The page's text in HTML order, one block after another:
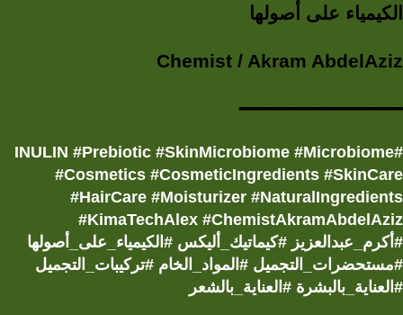
الكيمياء على أصولها
Chemist / Akram AbdelAziz
━━━━━━━━━━━━━━
#INULIN #Prebiotic #SkinMicrobiome #Microbiome
#Cosmetics #CosmeticIngredients #SkinCare
#HairCare #Moisturizer #NaturalIngredients
#KimaTechAlex #ChemistAkramAbdelAziz
#أكرم_عبدالعزيز #كيماتيك_أليكس #الكيمياء_على_أصولها
#مستحضرات_التجميل #المواد_الخام #تركيبات_التجميل
#العناية_بالبشرة #العناية_بالشعر